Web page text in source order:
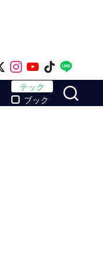
on Facebook
Follow on x
Follow on
Follow on
Follow
テック
ブック